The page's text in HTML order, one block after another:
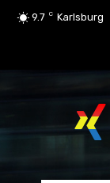
9.7 C Karlsburg